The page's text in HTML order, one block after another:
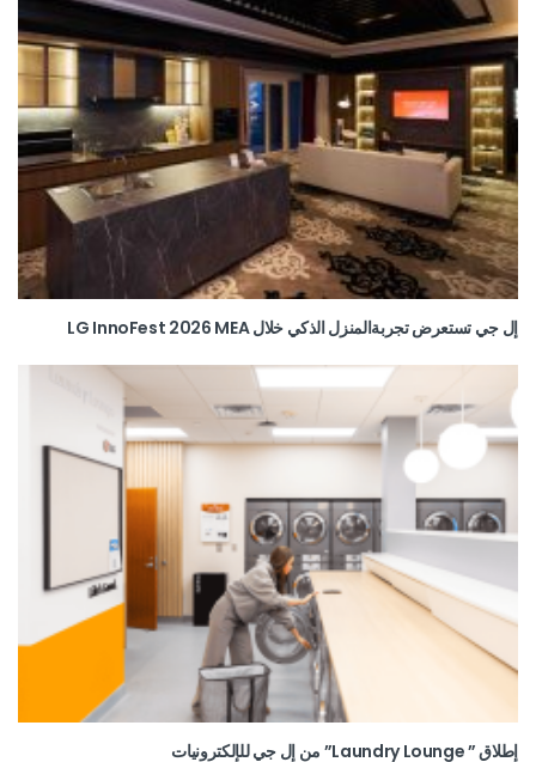
إل جي تستعرض تجربةالمنزل الذكي خلال LG InnoFest 2026 MEA
إطلاق ” Laundry Lounge” من إل جي للإلكترونيات